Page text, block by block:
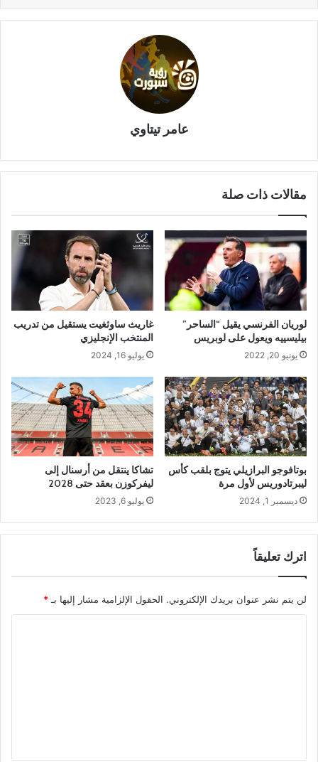
عامر تيتاوي
مقالات ذات صلة
لوريان الفرنسي يقيل “الساحر”
بيليسييه ويعول على لوبريس
يونيو 20, 2022
غاريث ساوثغيت يستقيل من تدريب
المنتخب الإنجليزي
يوليو 16, 2024
بوتافوجو البرازيلي يتوج بلقب كأس
ليبرتادوريس لأول مرة
ديسمبر 1, 2024
تشاكا ينتقل من أرسنال إلى
ليفركوزن بعقد حتى 2028
يوليو 6, 2023
اترك تعليقاً
لن يتم نشر عنوان بريدك الإلكتروني. الحقول الإلزامية مشار إليها بـ*